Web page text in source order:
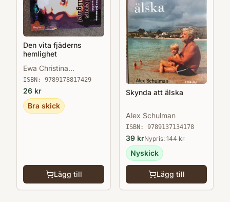
Den vita fjäderns
hemlighet
Ewa Christina
Johansson
ISBN: 9789178817429
26 kr
Bra skick
Lägg till
Skynda att älska
Alex Schulman
ISBN: 9789137134178
39 krNypris: 144kr
Nyskick
Lägg till